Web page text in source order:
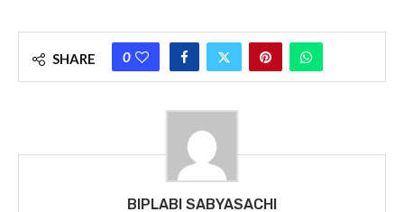
SHARE 0
BIPLABI SABYASACHI